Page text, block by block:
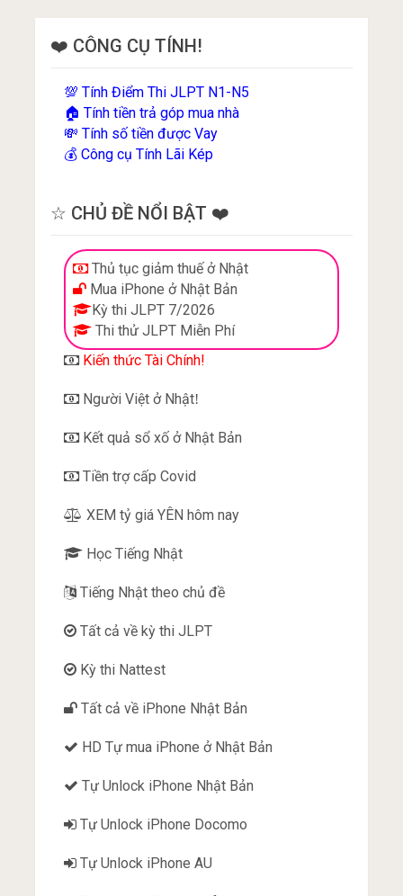
❤️ CÔNG CỤ TÍNH!
💯Tính Điểm Thi JLPT N1-N5
🏠Tính tiền trả góp mua nhà
💸Tính số tiền được Vay
💰Công cụ Tính Lãi Kép
☆ CHỦ ĐỀ NỔI BẬT ❤️
Thủ tục giảm thuế ở Nhật
Mua iPhone ở Nhật Bản
Kỳ thi JLPT 7/2026
Thi thử JLPT Miễn Phí
Kiến thức Tài Chính!
Người Việt ở Nhật!
Kết quả sổ xố ở Nhật Bản
Tiền trợ cấp Covid
XEM tỷ giá YÊN hôm nay
Học Tiếng Nhật
Tiếng Nhật theo chủ đề
Tất cả về kỳ thi JLPT
Kỳ thi Nattest
Tất cả về iPhone Nhật Bản
HD Tự mua iPhone ở Nhật Bản
Tự Unlock iPhone Nhật Bản
Tự Unlock iPhone Docomo
Tự Unlock iPhone AU